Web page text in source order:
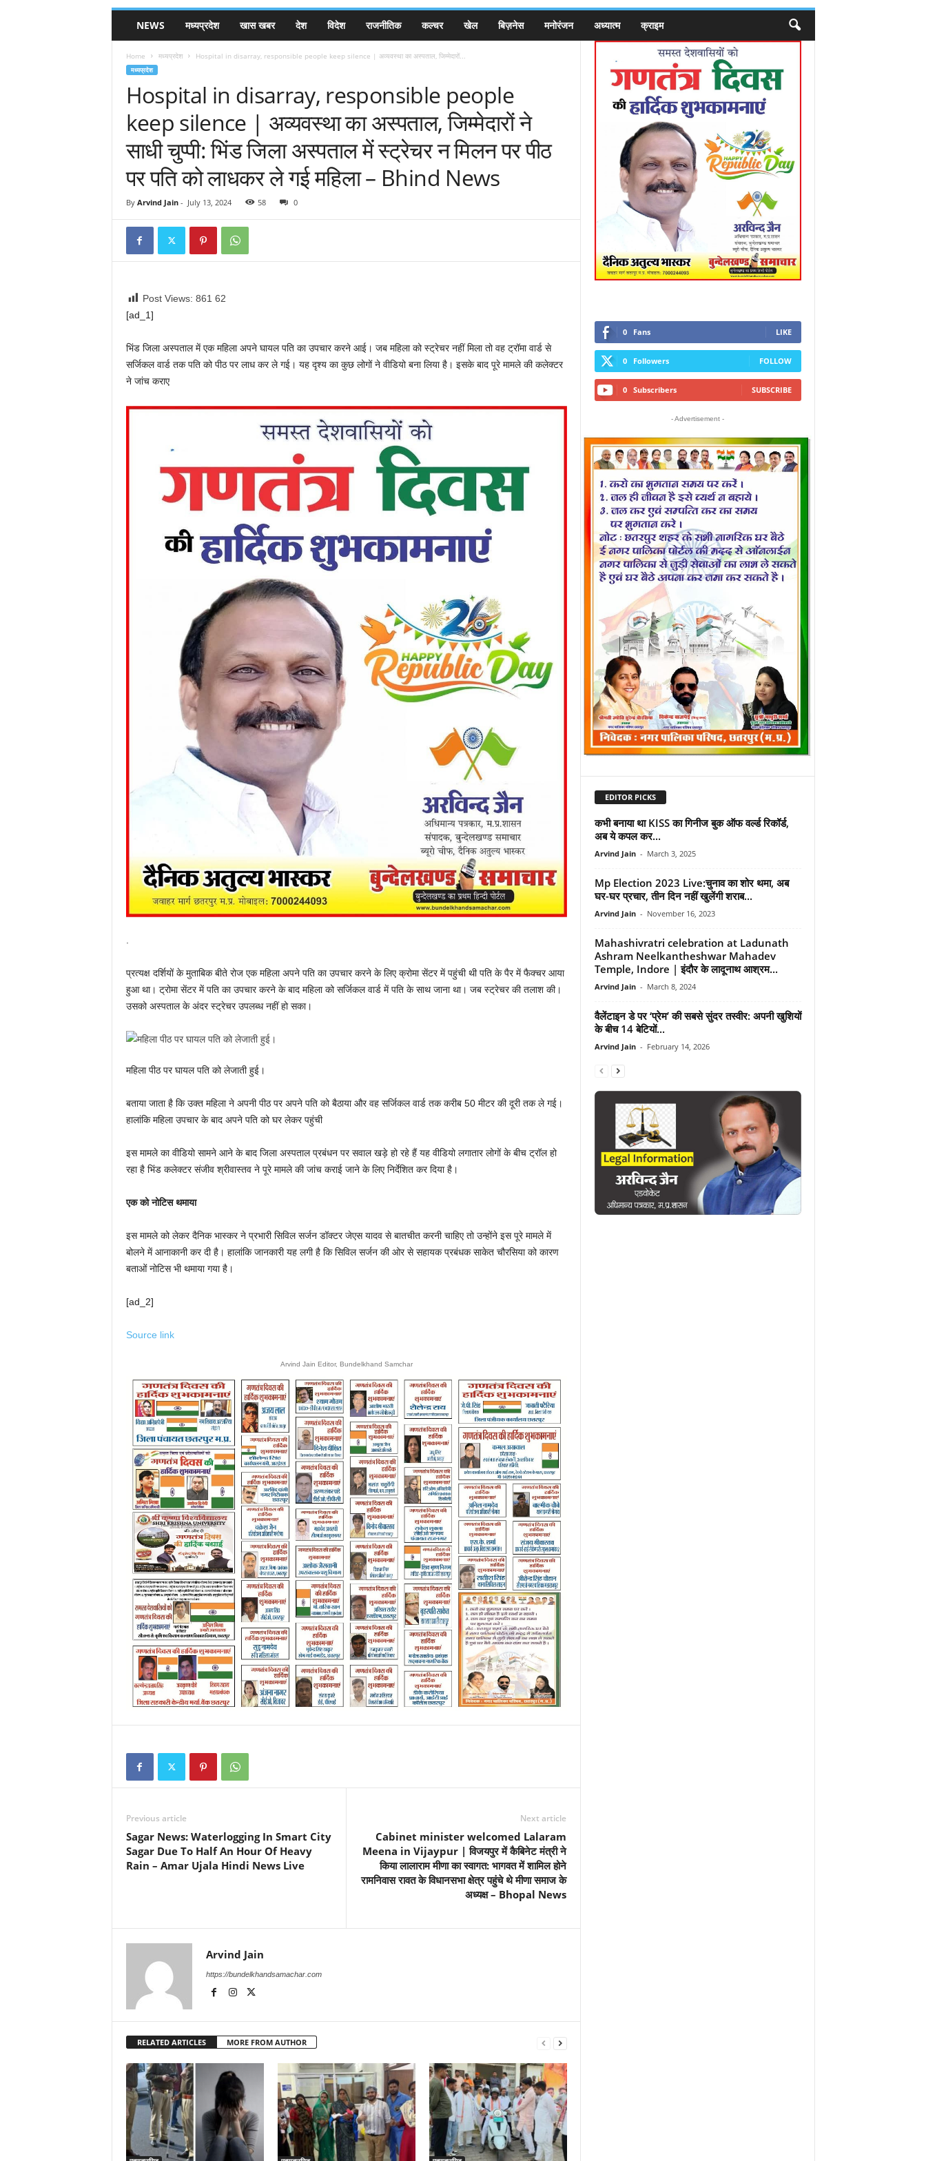
NEWS मध्यप्रदेश खास खबर देश विदेश राजनीतिक कल्चर खेल बिज़नेस मनोरंजन अध्यात्म क्राइम
Home मध्यप्रदेश Hospital in disarray, responsible people keep silence | अव्यवस्था का अस्पताल, जिम्मेदारों...
मध्यप्रदेश
Hospital in disarray, responsible people
keep silence | अव्यवस्था का अस्पताल, जिम्मेदारों ने
साधी चुप्पी: भिंड जिला अस्पताल में स्ट्रेचर न मिलन पर पीठ
पर पति को लाधकर ले गई महिला – Bhind News
By Arvind Jain- July 13, 2024 58 0
Post Views: 861 62
[ad_1]
भिंड जिला अस्पताल में एक महिला अपने घायल पति का उपचार करने आई। जब महिला को स्ट्रेचर नहीं मिला तो वह ट्रॉमा वार्ड से
सर्जिकल वार्ड तक पति को पीठ पर लाध कर ले गई। यह दृश्य का कुछ लोगों ने वीडियो बना लिया है। इसके बाद पूरे मामले की कलेक्टर
ने जांच कराए
प्रत्यक्ष दर्शियों के मुताबिक बीते रोज एक महिला अपने पति का उपचार करने के लिए क्रोमा सेंटर में पहुंची थी पति के पैर में फैक्चर आया
हुआ था। ट्रोमा सेंटर में पति का उपचार करने के बाद महिला को सर्जिकल वार्ड में पति के साथ जाना था। जब स्ट्रेचर की तलाश की।
उसको अस्पताल के अंदर स्ट्रेचर उपलब्ध नहीं हो सका।
महिला पीठ पर घायल पति को लेजाती हुई।
बताया जाता है कि उक्त महिला ने अपनी पीठ पर अपने पति को बैठाया और वह सर्जिकल वार्ड तक करीब 50 मीटर की दूरी तक ले गई।
हालांकि महिला उपचार के बाद अपने पति को घर लेकर पहुंची
इस मामले का वीडियो सामने आने के बाद जिला अस्पताल प्रबंधन पर सवाल खड़े हो रहे हैं यह वीडियो लगातार लोगों के बीच ट्रॉल हो
रहा है भिंड कलेक्टर संजीव श्रीवास्तव ने पूरे मामले की जांच कराई जाने के लिए निर्देशित कर दिया है।
एक को नोटिस थमाया
इस मामले को लेकर दैनिक भास्कर ने प्रभारी सिविल सर्जन डॉक्टर जेएस यादव से बातचीत करनी चाहिए तो उन्होंने इस पूरे मामले में
बोलने में आनाकानी कर दी है। हालांकि जानकारी यह लगी है कि सिविल सर्जन की ओर से सहायक प्रबंधक साकेत चौरसिया को कारण
बताओं नोटिस भी थमाया गया है।
[ad_2]
Source link
Arvind Jain Editor, Bundelkhand Samchar
Previous article
Sagar News: Waterlogging In Smart City
Sagar Due To Half An Hour Of Heavy
Rain – Amar Ujala Hindi News Live
Next article
Cabinet minister welcomed Lalaram
Meena in Vijaypur | विजयपुर में कैबिनेट मंत्री ने
किया लालाराम मीणा का स्वागत: भागवत में शामिल होने
रामनिवास रावत के विधानसभा क्षेत्र पहुंचे थे मीणा समाज के
अध्यक्ष – Bhopal News
Arvind Jain
https://bundelkhandsamachar.com
RELATED ARTICLES MORE FROM AUTHOR
0 Fans LIKE
0 Followers FOLLOW
0 Subscribers SUBSCRIBE
- Advertisement -
EDITOR PICKS
कभी बनाया था KISS का गिनीज बुक ऑफ वर्ल्ड रिकॉर्ड,
अब ये कपल कर...
Arvind Jain - March 3, 2025
Mp Election 2023 Live:चुनाव का शोर थमा, अब
घर-घर प्रचार, तीन दिन नहीं खुलेंगी शराब...
Arvind Jain - November 16, 2023
Mahashivratri celebration at Ladunath
Ashram Neelkantheshwar Mahadev
Temple, Indore | इंदौर के लादूनाथ आश्रम...
Arvind Jain - March 8, 2024
वैलेंटाइन डे पर ‘प्रेम’ की सबसे सुंदर तस्वीर: अपनी खुशियों
के बीच 14 बेटियों...
Arvind Jain - February 14, 2026